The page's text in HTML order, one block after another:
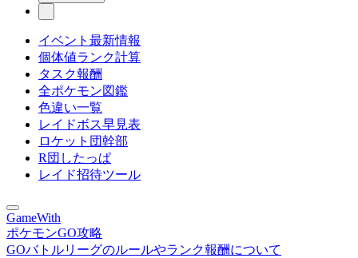
イベント最新情報
個体値ランク計算
タスク報酬
全ポケモン図鑑
色違い一覧
レイドボス早見表
ロケット団幹部
R団したっぱ
レイド招待ツール
GameWith
ポケモンGO攻略
GOバトルリーグのルールやランク報酬について